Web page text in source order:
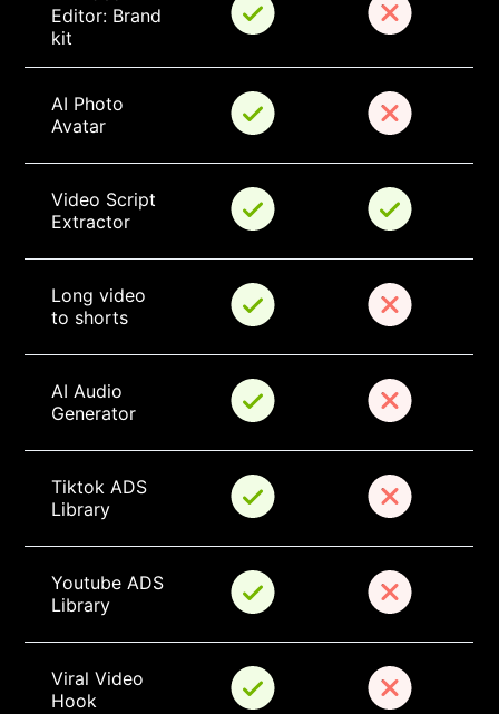
Editor: Brand
kit
AI Photo
Avatar
Video Script
Extractor
Long video
to shorts
AI Audio
Generator
Tiktok ADS
Library
Youtube ADS
Library
Viral Video
Hook